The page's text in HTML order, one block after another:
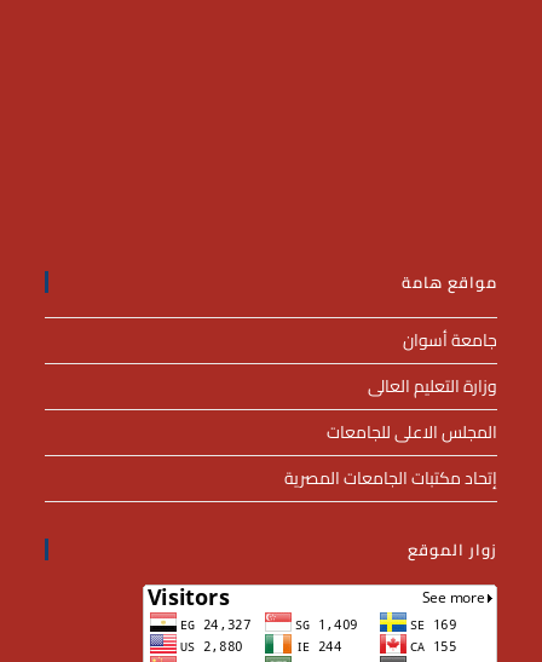
مواقع هامة
جامعة أسوان
وزارة التعليم العالى
المجلس الاعلى للجامعات
إتحاد مكتبات الجامعات المصرية
زوار الموقع